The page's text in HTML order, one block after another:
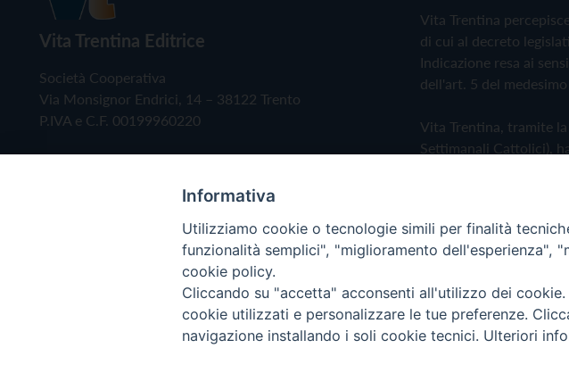
Vita Trentina Editrice
Società Cooperativa
Via Monsignor Endrici, 14 – 38122 Trento
P.IVA e C.F. 00199960220
Vita Trentina
di cui al decreto
Indicazione resa ai
dell'art. 5 del
Vita Trentina, tramite
Settimanali Cattolici),
Privacy Policy
Copyright © 2019 - Tutti i diritti riservati - Vita Trentina Editrice
Informativa
Utilizziamo cookie o tecnologie simili per finalità
funzionalità semplici", "miglioramento dell'esperienza",
cookie policy.
Cliccando su "accetta" acconsenti all'utilizzo dei
cookie utilizzati e personalizzare le tue preferenze.
navigazione installando i soli cookie tecnici. Ulteriori